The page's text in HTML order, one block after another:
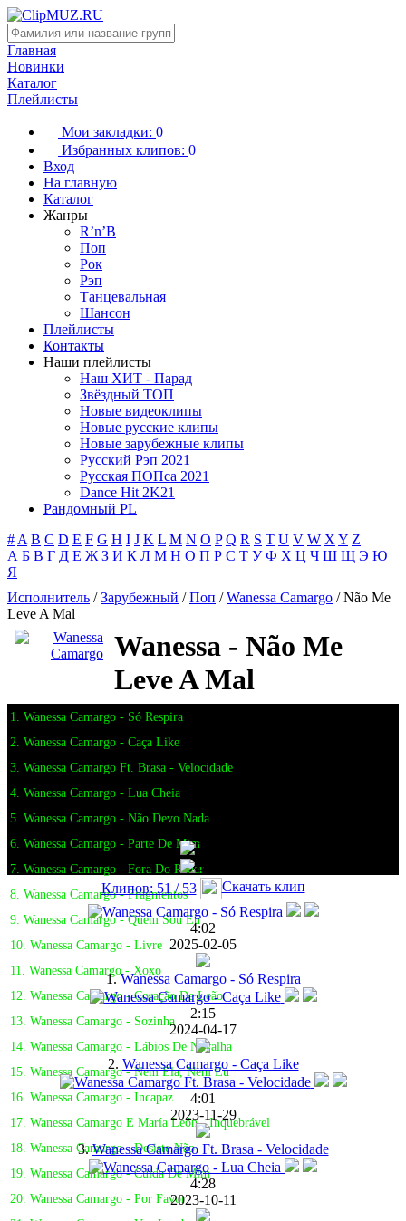
Главная
Новинки
Каталог
Плейлисты
Мои закладки: 0
Избранных клипов: 0
Вход
На главную
Каталог
Жанры
R’n’B
Поп
Рок
Рэп
Танцевальная
Шансон
Плейлисты
Контакты
Наши плейлисты
Наш ХИТ - Парад
Звёздный ТОП
Новые видеоклипы
Новые русские клипы
Новые зарубежные клипы
Русский Рэп 2021
Русская ПОПса 2021
Dance Hit 2K21
Рандомный PL
# A B C D E F G H I J K L M N O P Q R S T U V W X Y Z
А Б В Г Д Е Ж З И К Л М Н О П Р С Т У Ф Х Ц Ч Ш Щ Э Ю
Я
Исполнитель /Зарубежный /Поп /Wanessa Camargo / Não Me
Leve A Mal
Wanessa - Não Me
Leve A Mal
1. Wanessa Camargo - Só Respira
2. Wanessa Camargo - Caça Like
3. Wanessa Camargo Ft. Brasa - Velocidade
4. Wanessa Camargo - Lua Cheia
5. Wanessa Camargo - Não Devo Nada
6. Wanessa Camargo - Parte De Mim
7. Wanessa Camargo - Fora Do Radar
8. Wanessa Camargo - Fragmentos
9. Wanessa Camargo - Quem Sou Eu
10. Wanessa Camargo - Livre
11. Wanessa Camargo - Xoxo
12. Wanessa Camargo - Coração De Leão
13. Wanessa Camargo - Sozinha
14. Wanessa Camargo - Lábios De Navalha
15. Wanessa Camargo - Nem Ela, Nem Eu
16. Wanessa Camargo - Incapaz
17. Wanessa Camargo E María León - Inquebrável
18. Wanessa Camargo - Desiste Não
19. Wanessa Camargo - Cuida De Mim
20. Wanessa Camargo - Por Favor
Клипов: 51 / 53 Скачать клип
4:02
2025-02-05
1.Wanessa Camargo - Só Respira
2:15
2024-04-17
2. Wanessa Camargo - Caça Like
4:01
2023-11-29
3.Wanessa Camargo Ft. Brasa - Velocidade
4:28
2023-10-11